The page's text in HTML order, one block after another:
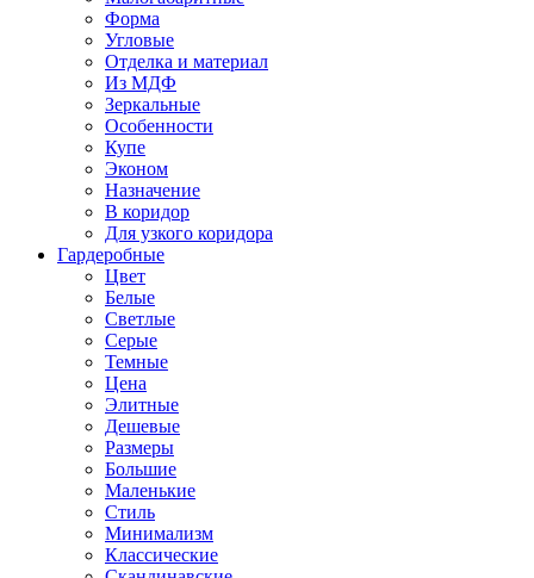
Форма
Угловые
Отделка и материал
Из МДФ
Зеркальные
Особенности
Купе
Эконом
Назначение
В коридор
Для узкого коридора
Гардеробные
Цвет
Белые
Светлые
Серые
Темные
Цена
Элитные
Дешевые
Размеры
Большие
Маленькие
Стиль
Минимализм
Классические